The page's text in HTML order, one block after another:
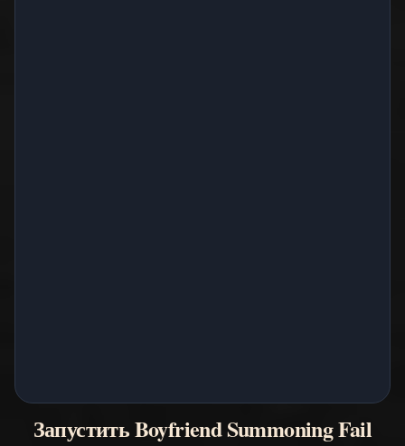
Запустить Boyfriend Summoning Fail